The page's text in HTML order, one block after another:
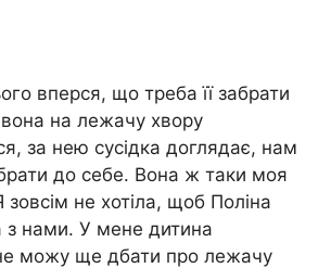
вперся, що треба її забрати
на лежачу хвору
за нею сусідка доглядає, нам
до себе. Вона ж таки моя
не хотіла, щоб Поліна
з нами. У мене дитина
можу ще дбати про лежачу